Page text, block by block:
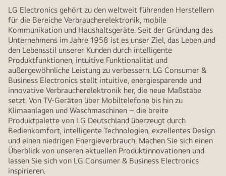
LG Electronics gehört zu den weltweit führenden Herstellern
für die Bereiche Verbraucherelektronik, mobile
Kommunikation und Haushaltsgeräte. Seit der Gründung des
Unternehmens im Jahre 1958 ist es unser Ziel, das Leben und
den Lebensstil unserer Kunden durch intelligente
Produktfunktionen, intuitive Funktionalität und
außergewöhnliche Leistung zu verbessern. LG Consumer &
Business Electronics stellt intuitive, energiesparende und
innovative Verbraucherelektronik her, die neue Maßstäbe
setzt. Von TV-Geräten über Mobiltelefone bis hin zu
Klimaanlagen und Waschmaschinen – die breite
Produktpalette von LG Deutschland überzeugt durch
Bedienkomfort, intelligente Technologien, exzellentes Design
und einen niedrigen Energieverbrauch. Machen Sie sich einen
Überblick von unseren aktuellen Produktinnovationen und
lassen Sie sich von LG Consumer & Business Electronics
inspirieren.